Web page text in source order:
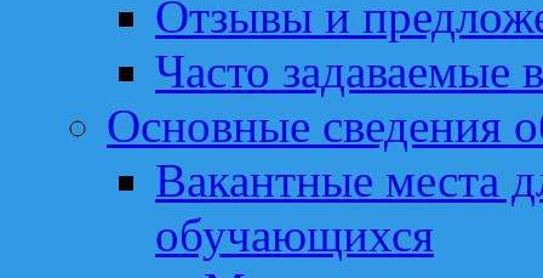
Отзывы и
Часто задаваемые
Основные сведения
Вакантные места
обучающихся